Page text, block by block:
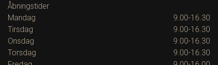
Åbningstider
Mandag
9.00-16.30
Tirsdag
9.00-16.30
Onsdag
9.00-16.30
Torsdag
9.00-16.30